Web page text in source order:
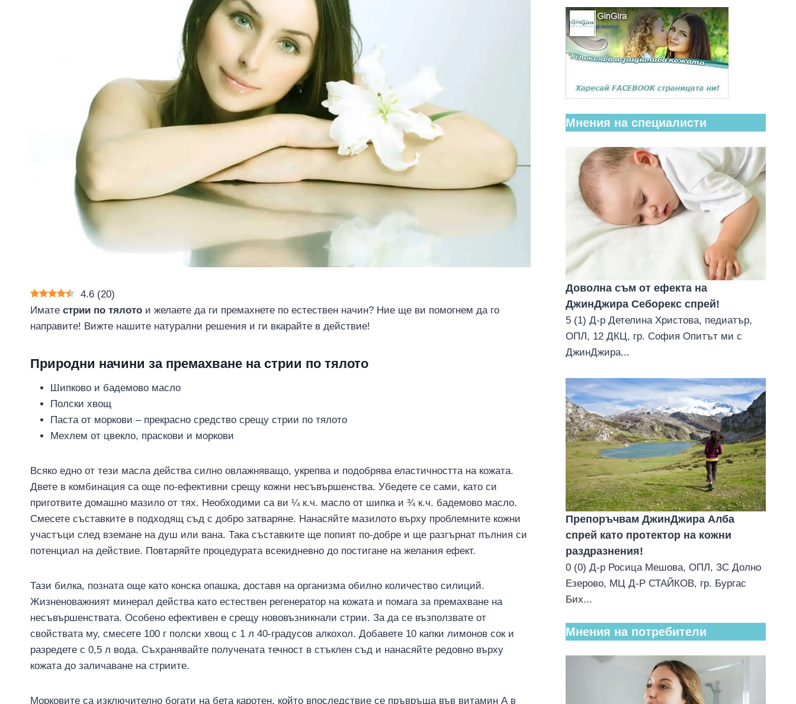
4.6 (20)
Имате стрии по тялото и желаете да ги премахнете по естествен начин? Ние ще ви помогнем да го
направите! Вижте нашите натурални решения и ги вкарайте в действие!
Природни начини за премахване на стрии по тялото
Шипково и бадемово масло
Полски хвощ
Паста от моркови – прекрасно средство срещу стрии по тялото
Мехлем от цвекло, праскови и моркови
Всяко едно от тези масла действа силно овлажняващо, укрепва и подобрява еластичността на кожата.
Двете в комбинация са още по-ефективни срещу кожни несъвършенства. Убедете се сами, като си
приготвите домашно мазило от тях. Необходими са ви ¼ к.ч. масло от шипка и ¾ к.ч. бадемово масло.
Смесете съставките в подходящ съд с добро затваряне. Нанасяйте мазилото върху проблемните кожни
участъци след вземане на душ или вана. Така съставките ще попият по-добре и ще разгърнат пълния си
потенциал на действие. Повтаряйте процедурата всекидневно до постигане на желания ефект.
Тази билка, позната още като конска опашка, доставя на организма обилно количество силиций.
Жизненоважният минерал действа като естествен регенератор на кожата и помага за премахване на
несъвършенствата. Особено ефективен е срещу нововъзникнали стрии. За да се възползвате от
свойствата му, смесете 100 г полски хвощ с 1 л 40-градусов алкохол. Добавете 10 капки лимонов сок и
разредете с 0,5 л вода. Съхранявайте получената течност в стъклен съд и нанасяйте редовно върху
кожата до заличаване на стриите.
Морковите са изключително богати на бета каротен, който впоследствие се пръвръща във витамин А в
Мнения на специалисти
Доволна съм от ефекта на
ДжинДжира Себорекс спрей!
5 (1) Д-р Детелина Христова, педиатър,
ОПЛ, 12 ДКЦ, гр. София Опитът ми с
ДжинДжира...
Препоръчвам ДжинДжира Алба
спрей като протектор на кожни
раздразнения!
0 (0) Д-р Росица Мешова, ОПЛ, ЗС Долно
Езерово, МЦ Д-Р СТАЙКОВ, гр. Бургас
Бих...
Мнения на потребители